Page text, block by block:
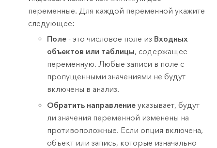
переменные. Для каждой переменной укажите
следующее:
Поле - это числовое поле из Входных
объектов или таблицы, содержащее
переменную. Любые записи в поле с
пропущенными значениями не будут
включены в анализ.
Обратить направление указывает, будут
ли значения переменной изменены на
противоположные. Если опция включена,
объект или запись, которые изначально